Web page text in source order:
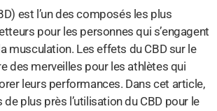
est l’un des composés les plus
pour les personnes qui s’engagent
musculation. Les effets du CBD sur le
des merveilles pour les athlètes qui
leurs performances. Dans cet article,
plus près l’utilisation du CBD pour le